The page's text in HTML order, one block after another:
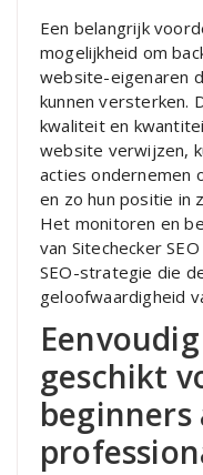
Een belangrijk
mogelijkheid om
website-eigenaren
kunnen versterken.
kwaliteit en
website verwijzen,
acties ondernemen
en zo hun positie in
Het monitoren en
van Sitechecker
SEO-strategie die
geloofwaardigheid
geschikt
beginners